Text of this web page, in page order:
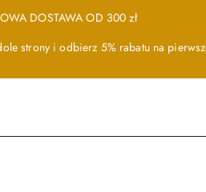
DOSTAWA OD 300 zł
strony i odbierz 5% rabatu na